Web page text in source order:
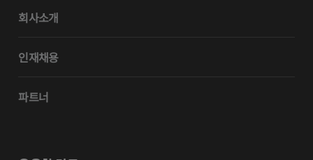
회사소개
인재채용
파트너